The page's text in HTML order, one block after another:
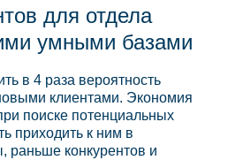
для отдела
умными базами
в 4 раза вероятность
клиентами. Экономия
поиске потенциальных
приходить к ним в
раньше конкурентов и